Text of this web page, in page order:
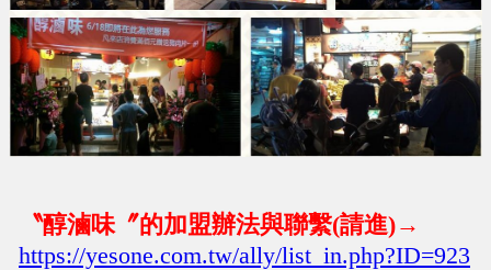
〝醇滷味〞的加盟辦法與聯繫(請進)→
https://yesone.com.tw/ally/list_in.php?ID=923